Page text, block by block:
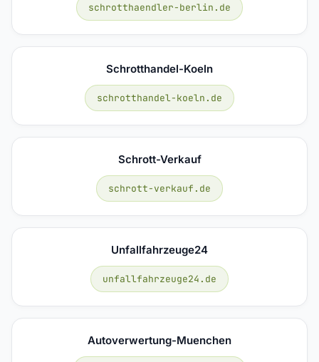
schrotthaendler-berlin.de
Schrotthandel-Koeln
schrotthandel-koeln.de
Schrott-Verkauf
schrott-verkauf.de
Unfallfahrzeuge24
unfallfahrzeuge24.de
Autoverwertung-Muenchen